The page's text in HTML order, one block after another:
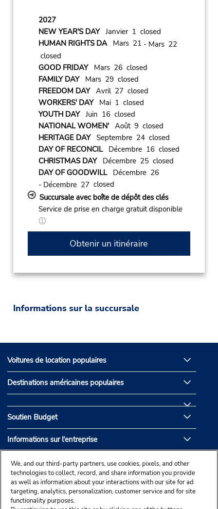
2027
NEW YEAR'S DAYJanvier 1 closed
HUMAN RIGHTS DAMars 21 - Mars 22
closed
GOOD FRIDAYMars 26 closed
FAMILY DAYMars 29 closed
FREEDOM DAYAvril 27 closed
WORKERS' DAYMai 1 closed
YOUTH DAYJuin 16 closed
NATIONAL WOMEN'Août 9 closed
HERITAGE DAYSeptembre 24 closed
DAY OF RECONCILDécembre 16 closed
CHRISTMAS DAYDécembre 25 closed
DAY OF GOODWILLDécembre 26
- Décembre 27 closed
Succursale avec boîte de dépôt des clés
Service de prise en charge gratuit disponible
Obtenir un itinéraire
Informations sur la succursale
Voitures de location populaires
Destinations américaines populaires
Soutien Budget
Informations sur l'entreprise
Partenaires de Budget
We, and our third-party partners, use cookies, pixels, and other
technologies to collect, record, and share information you provide
as well as information about your interactions with our site for ad
targeting, analytics, personalization, customer service and for site
functionality purposes.